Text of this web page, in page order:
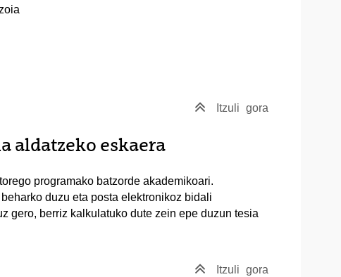
Itzuli gora
aldatzeko eskaera
programako batzorde akademikoari.
duzu eta posta elektronikoz bidali
gero, berriz kalkulatuko dute zein epe duzun tesia
Itzuli gora